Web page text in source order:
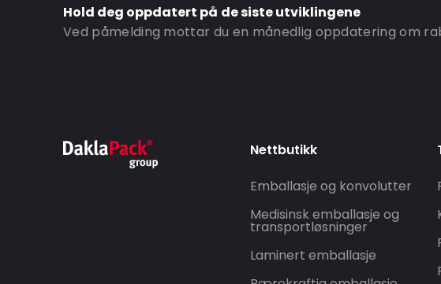
Hold deg oppdatert på de siste utviklingene
Ved påmelding mottar du en månedlig oppdatering om
Nettbutikk
Emballasje og konvolutter
Medisinsk emballasje og
transportløsninger
Laminert emballasje